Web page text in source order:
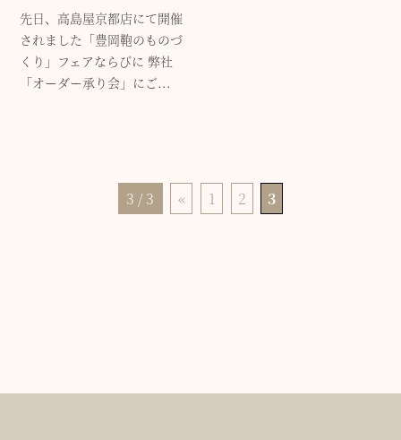
先日、高島屋京都店にて開催
されました「豊岡鞄のものづ
くり」フェアならびに 弊社
「オーダー承り会」にご...
3 / 3 « 1 2 3